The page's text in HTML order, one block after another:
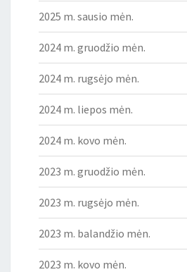
2025 m. sausio mėn.
2024 m. gruodžio mėn.
2024 m. rugsėjo mėn.
2024 m. liepos mėn.
2024 m. kovo mėn.
2023 m. gruodžio mėn.
2023 m. rugsėjo mėn.
2023 m. balandžio mėn.
2023 m. kovo mėn.